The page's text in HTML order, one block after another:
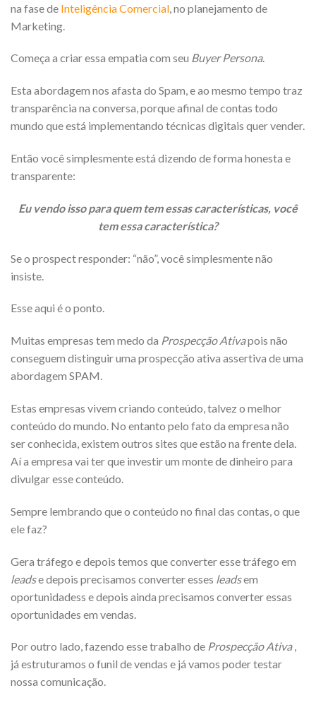
na fase de Inteligência Comercial , no planejamento de
Marketing.
Começa a criar essa empatia com seu Buyer Persona.
Esta abordagem nos afasta do Spam, e ao mesmo tempo traz
transparência na conversa, porque afinal de contas todo
mundo que está implementando técnicas digitais quer vender.
Então você simplesmente está dizendo de forma honesta e
transparente:
Eu vendo isso para quem tem essas características, você
tem essa característica?
Se o prospect responder: “não”, você simplesmente não
insiste.
Esse aqui é o ponto.
Muitas empresas tem medo da Prospecção Ativapois não
conseguem distinguir uma prospecção ativa assertiva de uma
abordagem SPAM.
Estas empresas vivem criando conteúdo, talvez o melhor
conteúdo do mundo. No entanto pelo fato da empresa não
ser conhecida, existem outros sites que estão na frente dela.
Aí a empresa vai ter que investir um monte de dinheiro para
divulgar esse conteúdo.
Sempre lembrando que o conteúdo no final das contas, o que
ele faz?
Gera tráfego e depois temos que converter esse tráfego em
leadse depois precisamos converter esses leadsem
oportunidadess e depois ainda precisamos converter essas
oportunidades em vendas.
Por outro lado, fazendo esse trabalho de Prospecção Ativa,
já estruturamos o funil de vendas e já vamos poder testar
nossa comunicação.